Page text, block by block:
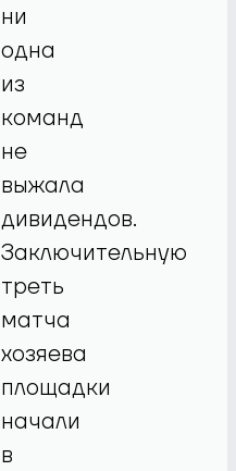
ни
одна
из
команд
не
выжала
дивидендов.
Заключительную
треть
матча
хозяева
площадки
начали
в